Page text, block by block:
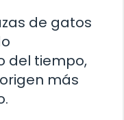
de gatos
del tiempo,
más